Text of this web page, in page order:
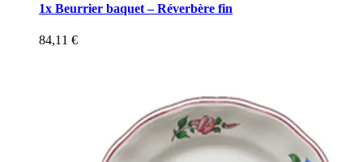
1x Beurrier baquet – Réverbère fin
84,11 €